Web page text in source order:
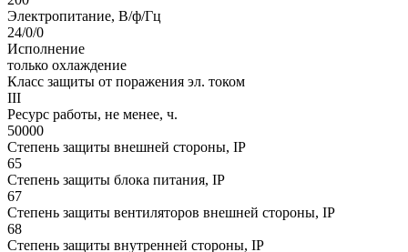
Электропитание, В/ф/Гц
24/0/0
Исполнение
только охлаждение
Класс защиты от поражения эл. током
III
Ресурс работы, не менее, ч.
50000
Степень защиты внешней стороны, IP
65
Степень защиты блока питания, IP
67
Степень защиты вентиляторов внешней стороны, IP
68
Степень защиты внутренней стороны, IP